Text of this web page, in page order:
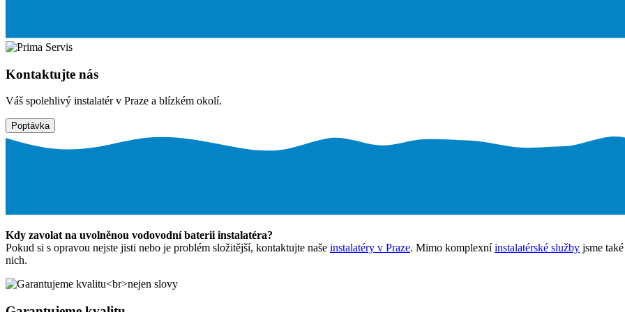
Kontaktujte nás
Váš spolehlivý instalatér v Praze a blízkém okolí.
Poptávka
Kdy zavolat na uvolněnou vodovodní baterii instalatéra?
Pokud si s opravou nejste jisti nebo je problém složitější, kontaktujte naše instalatéry v Praze. Mimo komplexníinstalatérské služby jsme
nich.